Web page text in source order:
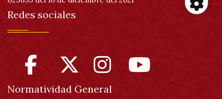
de
Redes sociales
Normatividad General